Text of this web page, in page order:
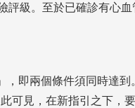
評級。至於已確診有心
，即兩個條件須同時達
可見，在新指引之下，